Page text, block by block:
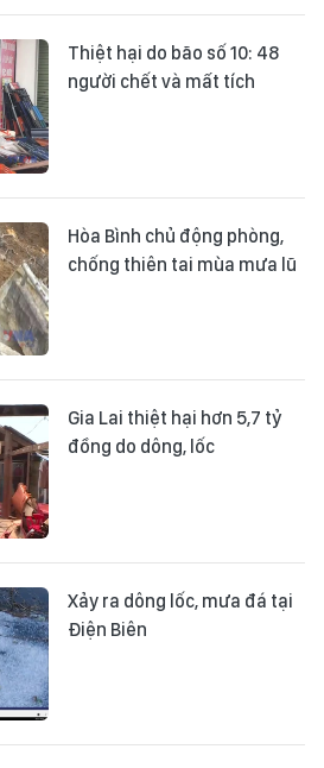
Thiệt hại do bão số 10: 48
người chết và mất tích
Hòa Bình chủ động phòng,
chống thiên tai mùa mưa lũ
Gia Lai thiệt hại hơn 5,7 tỷ
đồng do dông, lốc
Xảy ra dông lốc, mưa đá tại
Điện Biên